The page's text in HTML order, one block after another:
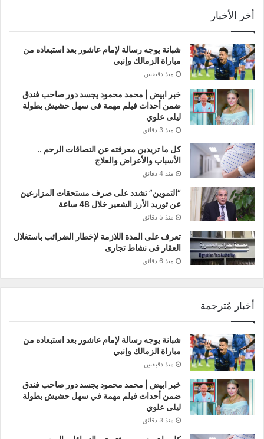
أخر الأخبار
شبانة يوجه رسالة لإمام عاشور بعد استبعاده من
مباراة الزمالك وإنبي
منذ دقيقتين
خبر ابيض | محمد محمود يجسد دور صاحب فندق
ضمن أحداث فيلم مهمة في سهل حشيش بطولة
ليلى علوي
منذ 3 دقائق
كل ما تريدين معرفته عن التصاقات الرحم ..
الأسباب والأعراض والعلاج
منذ 4 دقائق
“التموين” تشدد على صرف مستحقات المزارعين
عن توريد الأرز الشعير خلال 48 ساعة
منذ 5 دقائق
تعرف على المدة اللازمة لإخطار الضرائب باستغلال
العقار فى نشاط تجارى
منذ 6 دقائق
أخبار مُترجمة
شبانة يوجه رسالة لإمام عاشور بعد استبعاده من
مباراة الزمالك وإنبي
منذ دقيقتين
خبر ابيض | محمد محمود يجسد دور صاحب فندق
ضمن أحداث فيلم مهمة في سهل حشيش بطولة
ليلى علوي
منذ 3 دقائق